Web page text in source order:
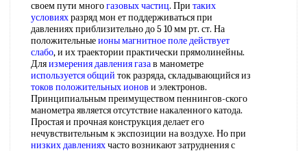
своем пути многогазовых частиц. При таких
условияхразряд мон ет поддерживаться при
давлениях приблизительно до 5 10 мм рт. ст. На
положительныеионы магнитное поледействует
слабо, и их траектории практически прямолинейны.
Дляизмерения давления газав манометре
используется общий ток разряда, складывающийся из
токов положительных ионов и электронов.
Принципиальным преимуществом пеннингов-ского
манометра является отсутствие накаленного катода.
Простая и прочная конструкция делает его
нечувствительным к экспозиции на воздухе. Но при
низких давленияхчасто возникают затруднения с